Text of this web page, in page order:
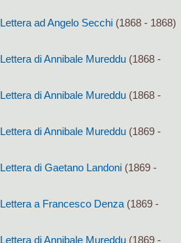
Lettera ad Angelo Secchi (1868 - 1868)
Lettera di Annibale Mureddu (1868 -
Lettera di Annibale Mureddu (1868 -
Lettera di Annibale Mureddu (1869 -
Lettera di Gaetano Landoni (1869 -
Lettera a Francesco Denza (1869 -
Lettera di Annibale Mureddu (1869 -